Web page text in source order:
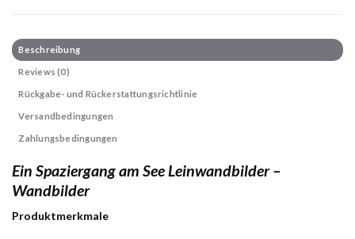
Beschreibung
Reviews (0)
Rückgabe- und Rückerstattungsrichtlinie
Versandbedingungen
Zahlungsbedingungen
Ein Spaziergang am See Leinwandbilder –
Wandbilder
Produktmerkmale